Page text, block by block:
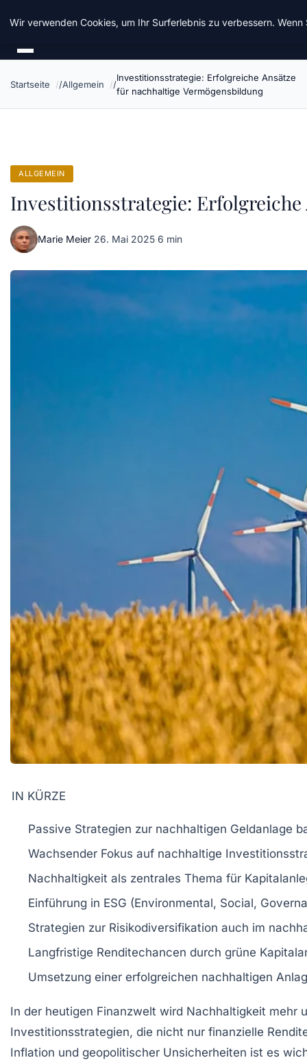
Chinavisum24
Startseite Allgemein
Investitionsstrategie: Erfolgreiche Ansätze
für nachhaltige Vermögensbildung
ALLGEMEIN
Investitionsstrategie:
Marie Meier·26. Mai 2025·6 min
IN KÜRZE
Passive Strategien zur nachhaltigen Geldanlage
Wachsender Fokus auf nachhaltige
Nachhaltigkeit als zentrales Thema für
Einführung in ESG (Environmental, Social,
Strategien zur Risikodiversifikation auch im
Langfristige Renditechancen durch grüne
Umsetzung einer erfolgreichen nachhaltigen
In der heutigen Finanzwelt wird Nachhaltigkeit mehr
Investitionsstrategien, die nicht nur finanzielle
Inflation und geopolitischer Unsicherheiten ist es
Wir verwenden Cookies, um Ihr Surferlebnis zu verbessern.